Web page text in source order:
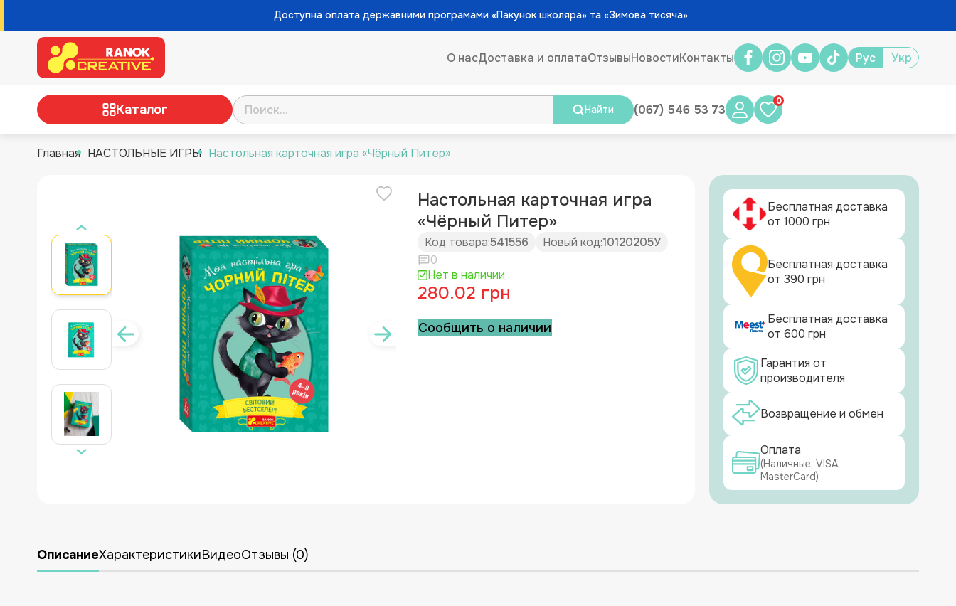
Доступна оплата державними програмами «Пакунок школяра» та «Зимова тисяча»
О насДоставка и оплатаОтзывыНовостиКонтакты Рус Укр
Каталог
ТВОРЧЕСТВО
НАСТОЛЬНЫЕ ИГРЫ
РАЗВИВАЮЩИЕ ИГРЫ
НУШ, ДЛЯ ВОСПИТАТЕЛЕЙ И
УЧИТЕЛЕЙ
УКРАИНСКАЯ ЛИТЕРАТУРА
ДЛЯ ДЕТСКОЙ КОМНАТЫ
ЛИКВИДАЦИЯ
НОВИНКИ
Найти (067) 546 53 73
0
Главная НАСТОЛЬНЫЕ ИГРЫ Настольная карточная игра «Чёрный Питер»
Настольная карточная игра
«Чёрный Питер»
Код товара:541556 Новый код:10120205У
0
Нет в наличии
280.02 грн
Сообщить о наличии
Бесплатная доставка
от 1000 грн
Бесплатная доставка
от 390 грн
Бесплатная доставка
от 600 грн
Гарантия от
производителя
Возвращение и обмен
Оплата
(Наличные, VISA,
MasterCard)
ОписаниеХарактеристикиВидеоОтзывы (0)